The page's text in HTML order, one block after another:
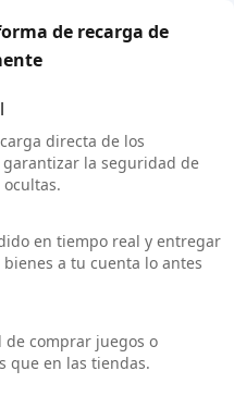
de recarga de
directa de los
la seguridad de
en tiempo real y entregar
a tu cuenta lo antes
comprar juegos o
que en las tiendas.